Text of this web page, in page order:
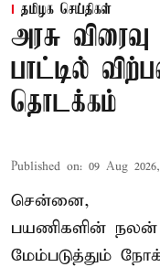
தமிழக செய்திகள்
அரசு விரைவு
பாட்டில்
தொடக்கம்
Published on: 09 Aug
சென்னை,
பயணிகளின் நலன்
மேம்படுத்தும்